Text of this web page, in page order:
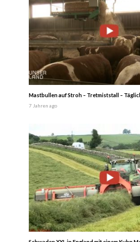
Mastbullen auf Stroh – Tretmiststall –
7 Jahren ago